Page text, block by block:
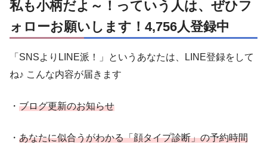
私も小柄だよ～！っていう人は、ぜひフ
ォローお願いします！4,756人登録中
「SNSよりLINE派！」というあなたは、LINE登録をして
ね♪ こんな内容が届きます
・ ブログ更新のお知らせ
・ あなたに似合うがわかる「顔タイプ診断」の予約時間